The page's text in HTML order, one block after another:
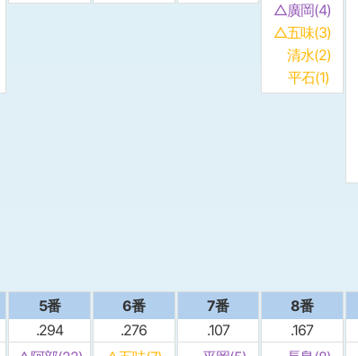
△廣岡(4)
△五味(3)
清水(2)
平石(1)
5番
.294
6番
.276
7番
.107
8番
.167